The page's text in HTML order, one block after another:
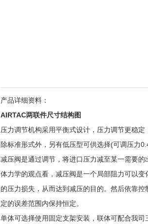
产品详细资料：
AIRTAC两联件尺寸结构图
压力调节机构采用平衡式设计，压力调节更稳定
除标准形式外，另有低压型可供选择(可调压力
减压阀是通过调节，将进口压力减至某一需要
体力学的观点看，减压阀是一个局部阻力可以
的压力损失，从而达到减压的目的。然后依靠
定的误差范围内保持恒定。
单体可选择使用固定支架安装，联体可配合我司